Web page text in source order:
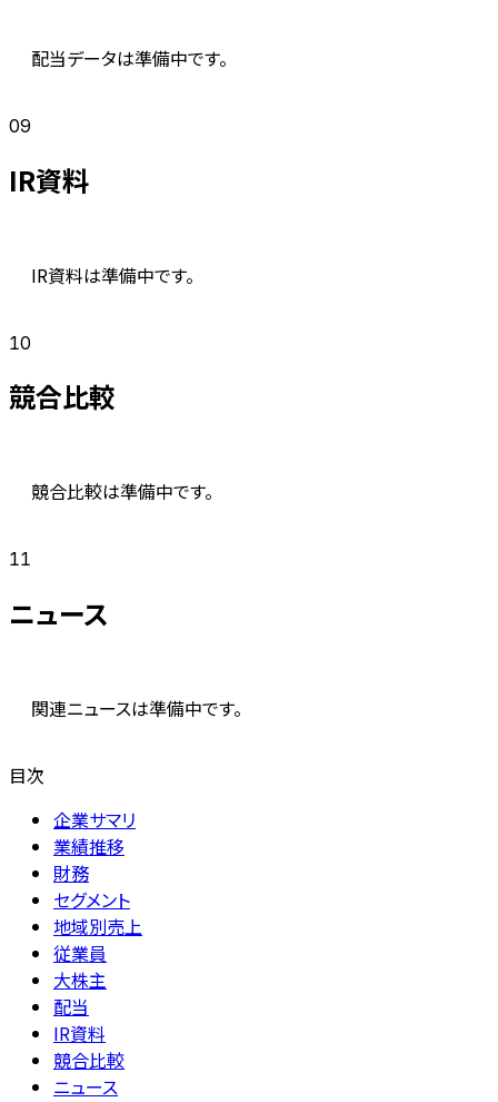
配当データは準備中です。
09
IR資料
IR資料は準備中です。
10
競合比較
競合比較は準備中です。
11
ニュース
関連ニュースは準備中です。
目次
企業サマリ
業績推移
財務
セグメント
地域別売上
従業員
大株主
配当
IR資料
競合比較
ニュース